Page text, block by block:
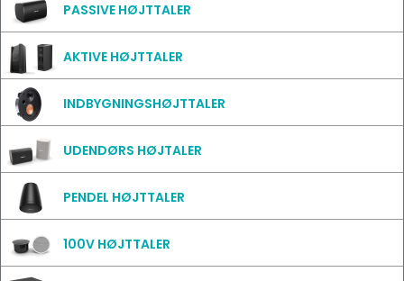
PASSIVE HØJTTALER
AKTIVE HØJTTALER
INDBYGNINGSHØJTTALER
UDENDØRS HØJTALER
PENDEL HØJTTALER
100V HØJTTALER